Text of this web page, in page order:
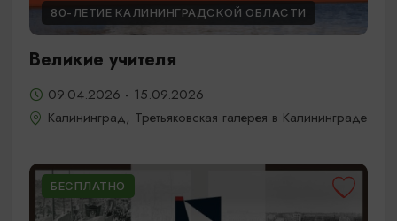
80-ЛЕТИЕ КАЛИНИНГРАДСКОЙ ОБЛАСТИ
Великие учителя
09.04.2026 - 15.09.2026
Калининград, Третьяковская галерея в Калининграде
БЕСПЛАТНО